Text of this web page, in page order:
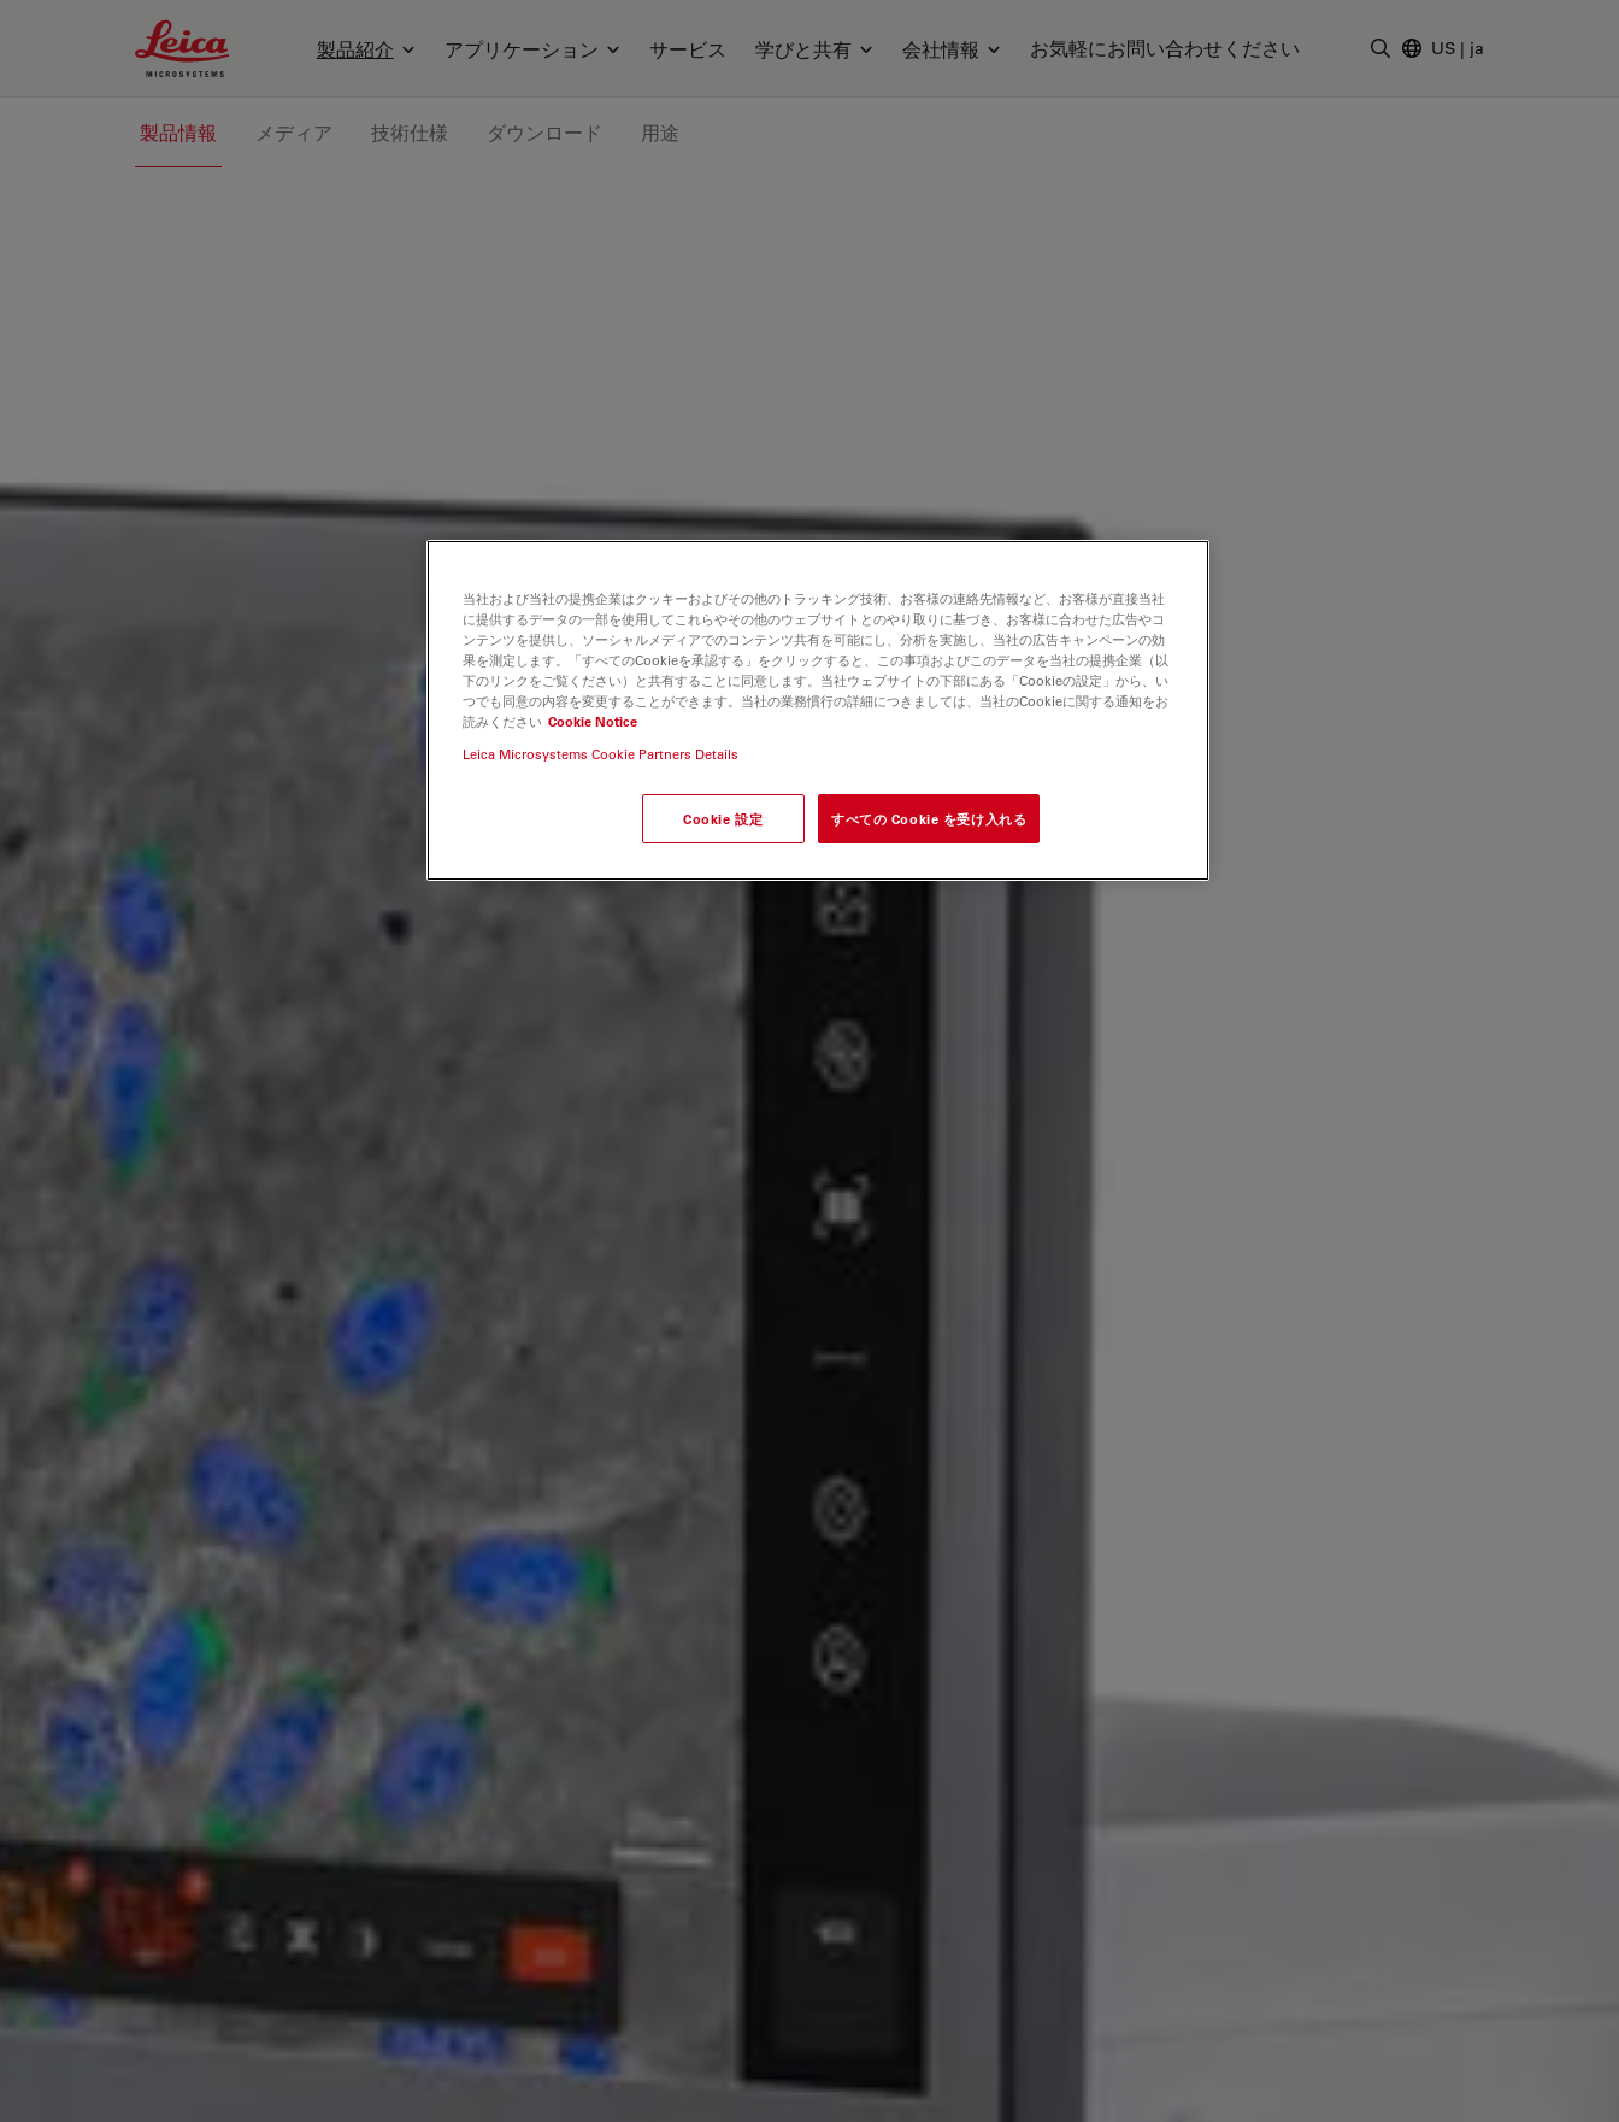
Leica Microsystems Logo
製品紹介 アプリケーション サービス 学びと共有 会社情報 お気軽にお問い合わせください US | ja
製品情報 メディア 技術仕様 ダウンロード 用途
当社および当社の提携企業はクッキーおよびその他のトラッキング技術、お客様の連絡先情報など、お客様が直接当社
に提供するデータの一部を使用してこれらやその他のウェブサイトとのやり取りに基づき、お客様に合わせた広告やコ
ンテンツを提供し、ソーシャルメディアでのコンテンツ共有を可能にし、分析を実施し、当社の広告キャンペーンの効
果を測定します。「すべてのCookieを承認する」をクリックすると、この事項およびこのデータを当社の提携企業（以
下のリンクをご覧ください）と共有することに同意します。当社ウェブサイトの下部にある「Cookieの設定」から、い
つでも同意の内容を変更することができます。当社の業務慣行の詳細につきましては、当社のCookieに関する通知をお
読みください Cookie Notice
Leica Microsystems Cookie Partners Details
Cookie 設定 すべての Cookie を受け入れる